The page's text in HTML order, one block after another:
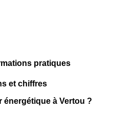
pratiques
et chiffres
à Vertou ?